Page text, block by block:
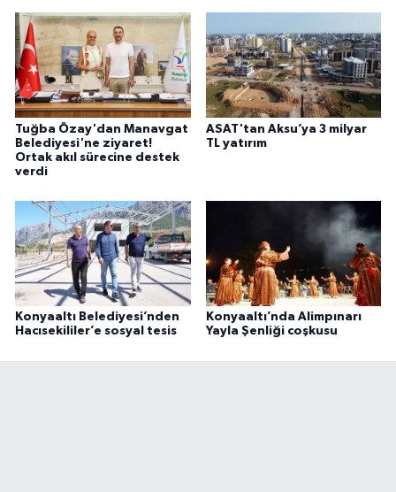
Tuğba Özay'dan Manavgat
Belediyesi'ne ziyaret!
Ortak akıl sürecine destek
verdi
ASAT'tan Aksu’ya 3 milyar
TL yatırım
Konyaaltı Belediyesi’nden
Hacısekililer’e sosyal tesis
Konyaaltı’nda Alimpınarı
Yayla Şenliği coşkusu